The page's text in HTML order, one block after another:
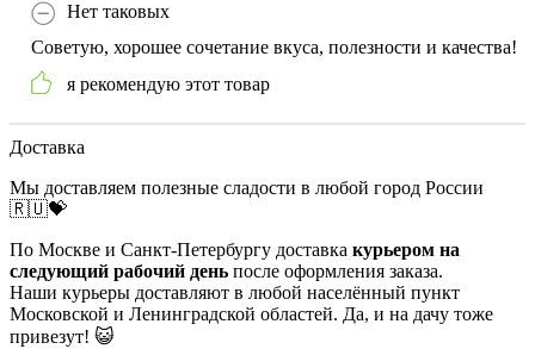
Нет таковых
Советую, хорошее сочетание вкуса, полезности и качества!
я рекомендую этот товар
Доставка
Мы доставляем полезные сладости в любой город России
🇷🇺💝
По Москве и Санкт-Петербургу доставка курьером на
следующий рабочий день после оформления заказа.
Наши курьеры доставляют в любой населённый пункт
Московской и Ленинградской областей. Да, и на дачу тоже
привезут! 😺